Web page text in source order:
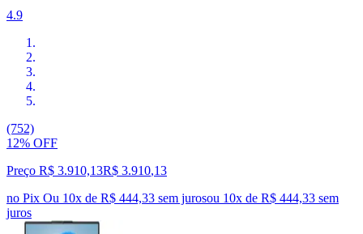
4.9
(752)
12% OFF
Preço R$ 3.910,13R$ 3.910,13
no Pix Ou 10x de R$ 444,33 sem jurosou 10x de R$ 444,33 sem
juros